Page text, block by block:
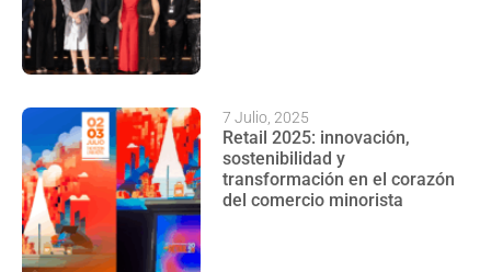
Retail 2025: innovación,
sostenibilidad y
transformación en el corazón
del comercio minorista
7 Julio, 2025